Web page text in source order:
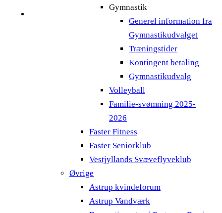
Gymnastik
Generel information fra
Gymnastikudvalget
Træningstider
Kontingent betaling
Gymnastikudvalg
Volleyball
Familie-svømning 2025-
2026
Faster Fitness
Faster Seniorklub
Vestjyllands Svæveflyveklub
Øvrige
Astrup kvindeforum
Astrup Vandværk